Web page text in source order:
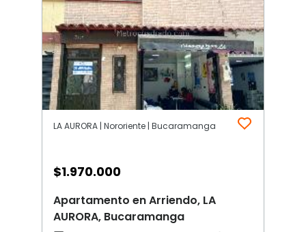
LA AURORA | Nororiente | Bucaramanga
$1.970.000
Apartamento en Arriendo, LA
AURORA, Bucaramanga